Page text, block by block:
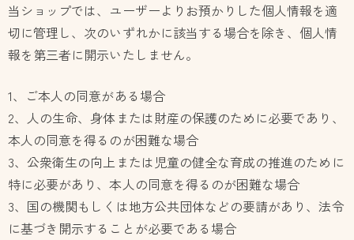
当ショップでは、ユーザーよりお預かりした個人情報を適
切に管理し、次のいずれかに該当する場合を除き、個人情
報を第三者に開示いたしません。
1、ご本人の同意がある場合
2、人の生命、身体または財産の保護のために必要であり、
本人の同意を得るのが困難な場合
3、公衆衛生の向上または児童の健全な育成の推進のために
特に必要があり、本人の同意を得るのが困難な場合
3、国の機関もしくは地方公共団体などの要請があり、法令
に基づき開示することが必要である場合